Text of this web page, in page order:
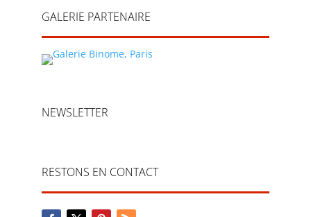
GALERIE PARTENAIRE
NEWSLETTER
RESTONS EN CONTACT